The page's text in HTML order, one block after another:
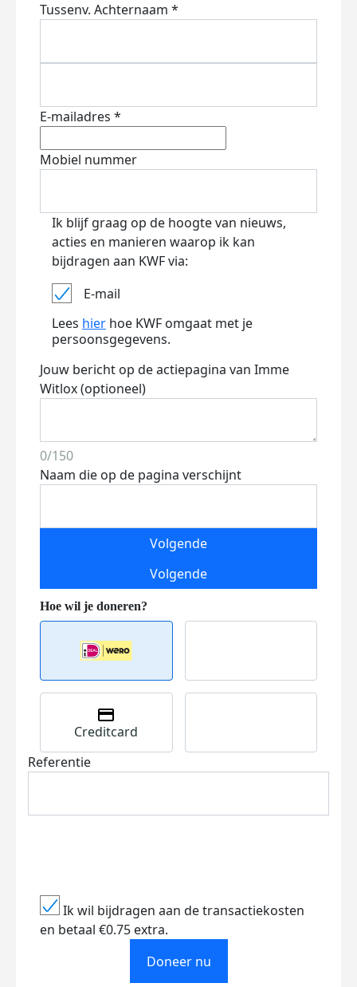
Tussenv. Achternaam *
E-mailadres *
Mobiel nummer
Ik blijf graag op de hoogte van nieuws,
acties en manieren waarop ik kan
bijdragen aan KWF via:
E-mail
Lees hier hoe KWF omgaat met je
persoonsgegevens.
Jouw bericht op de actiepagina van Imme
Witlox (optioneel)
0/150
Naam die op de pagina verschijnt
Volgende
Volgende
Creditcard
Referentie
Ik wil bijdragen aan de transactiekosten
en betaal €0.75 extra.
Doneer nu